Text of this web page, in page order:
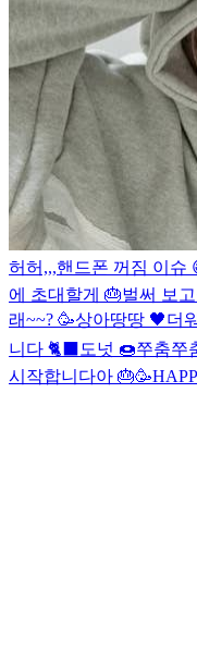
허허,,,핸드폰 꺼짐 이슈
에 초대할게 🎂벌써 보
래~~? 🥳상아땅땅 🖤더
니다 🐈‍⬛️
도넛 🍩쭈춤쭈
시작합니다아 🎂🥳